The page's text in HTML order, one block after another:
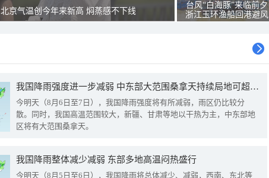
北京气温创今年来新高 焖蒸感不下线
台风“白海豚”来临前夕
浙江玉环渔船回港避风
我国降雨强度进一步减弱 中东部大范围桑拿天持续局地可超38℃
今明天（8月6日至7日），我国降雨强度将有所减弱，雨区仍比较分
散。同时，我国高温范围较大，新疆、甘肃等地以干热为主，中东部地
区将有大范围桑拿天。
我国降雨整体减少减弱 东部多地高温闷热盛行
今明天（8月5日至6日），我国降雨将总体减少、减弱，西南、东北等